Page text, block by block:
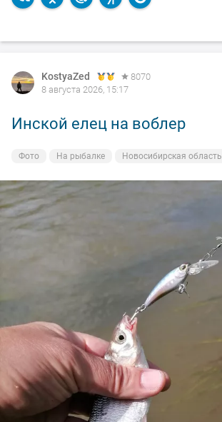
KostyaZed
8070
8 августа 2026, 15:17
Инской елец на воблер
Фото На рыбалке Новосибирская область